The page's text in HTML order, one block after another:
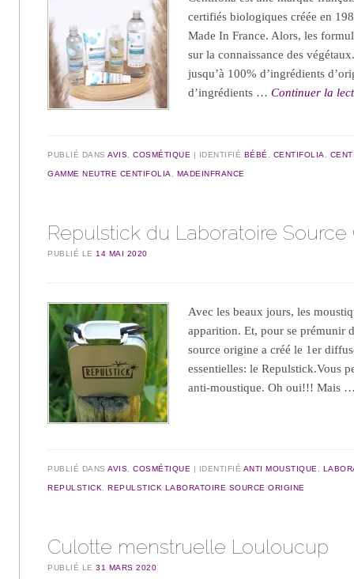
certifiés biologiques créée en
Made In France. Alors, les
sur la connaissance des
jusqu’à 100% d’ingrédients
d’ingrédients …Continuer la
PUBLIÉ DANSAVIS ,COSMÉTIQUE IDENTIFIÉ BÉBÉ CENTIFOLIA
GAMME NEUTRE CENTIFOLIA MADEINFRANCE
Repulstick du Laboratoire Source
PUBLIÉ LE 14 MAI 2020
Avec les beaux jours, les
apparition. Et, pour se prémunir
source origine a créé le 1er
essentielles: le Repulstick.Vous
anti-moustique. Oh oui!!! Mais
PUBLIÉ DANSAVIS ,COSMÉTIQUE IDENTIFIÉ ANTI MOUSTIQUE
REPULSTICK ,REPULSTICK LABORATOIRE SOURCE ORIGINE
Culotte menstruelle Louloucup
PUBLIÉ LE31 MARS 2020